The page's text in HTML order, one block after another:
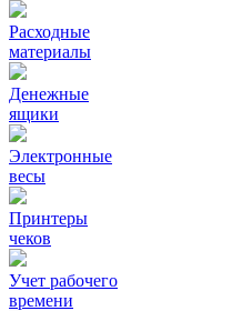
Расходные
материалы
Денежные
ящики
Электронные
весы
Принтеры
чеков
Учет рабочего
времени